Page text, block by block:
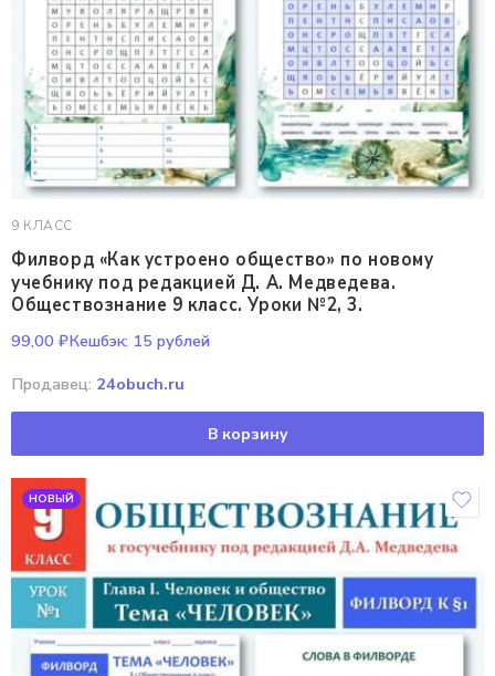
9 КЛАСС
Филворд «Как устроено общество» по новому
учебнику под редакцией Д. А. Медведева.
Обществознание 9 класс. Уроки №2, 3.
99,00 ₽Кешбэк: 15 рублей
Продавец: 24obuch.ru
В корзину
НОВЫЙ